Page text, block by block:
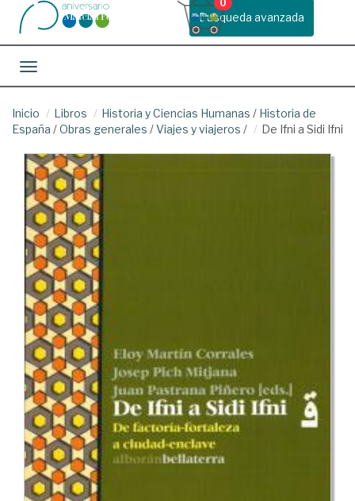
Busqueda avanzada
0
Toggle navigation
Inicio Libros Historia y Ciencias Humanas / Historia de
España /Obras generales /Viajes y viajeros / De Ifni a Sidi Ifni